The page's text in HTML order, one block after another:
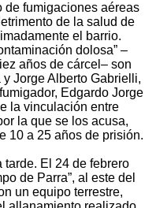
de fumigaciones aéreas
de la salud de
el barrio.
dolosa” –
años de cárcel– son
Jorge Alberto Gabrielli,
Edgardo Jorge
la vinculación entre
la que se los acusa,
10 a 25 años de prisión.
tarde. El 24 de febrero
de Parra”, al este del
un equipo terrestre,